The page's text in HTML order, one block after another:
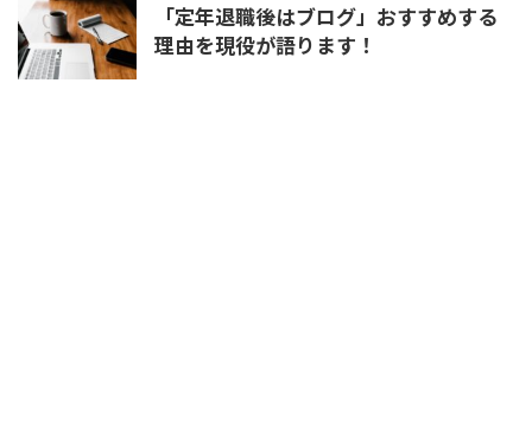
「定年退職後はブログ」おすすめする
理由を現役が語ります！